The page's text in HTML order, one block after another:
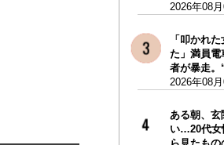
2026年08月
「叩かれ
た」満員電
者が暴走。
2026年08月
ある朝、玄
い…20代女